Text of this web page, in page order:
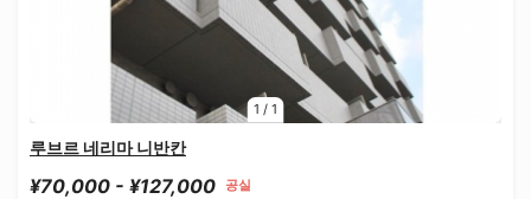
1 / 1
루브르 네리마 니반칸
¥70,000 - ¥127,000 공실